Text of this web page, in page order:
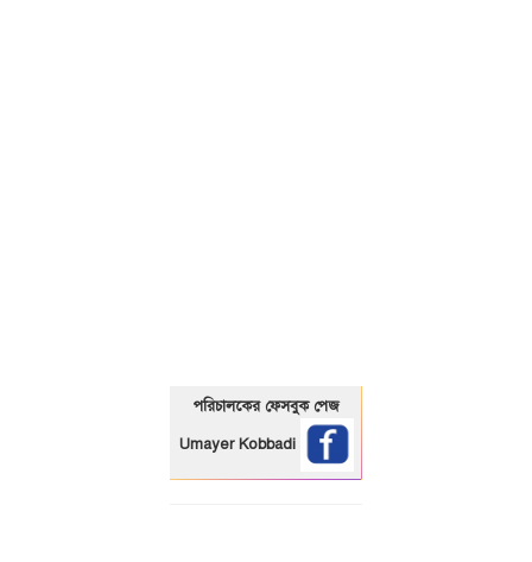
পরিচালকের ফেসবুক পেজ
Umayer Kobbadi